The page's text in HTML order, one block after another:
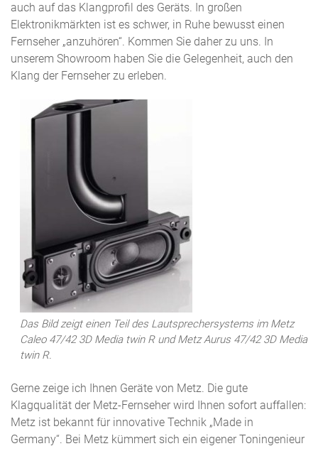
auch auf das Klangprofil des Geräts. In großen
Elektronikmärkten ist es schwer, in Ruhe bewusst einen
Fernseher „anzuhören“. Kommen Sie daher zu uns. In
unserem Showroom haben Sie die Gelegenheit, auch den
Klang der Fernseher zu erleben.
Das Bild zeigt einen Teil des Lautsprechersystems im Metz
Caleo 47/42 3D Media twin R und Metz Aurus 47/42 3D Media
twin R.
Gerne zeige ich Ihnen Geräte von Metz. Die gute
Klagqualität der Metz-Fernseher wird Ihnen sofort auffallen:
Metz ist bekannt für innovative Technik „Made in
Germany“. Bei Metz kümmert sich ein eigener Toningenieur